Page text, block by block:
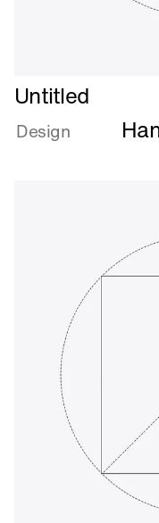
Læs
mere
om
Untitled
Design